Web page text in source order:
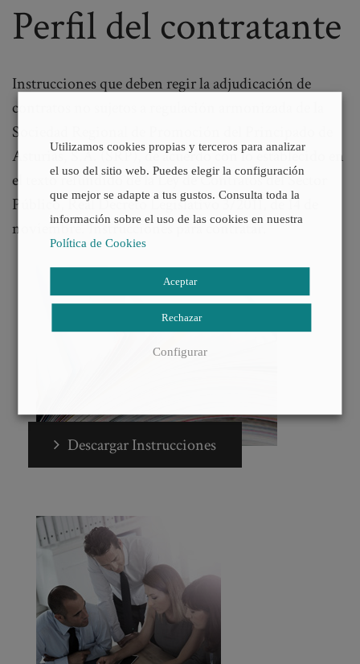
Perfil del contratante
Instrucciones que deben regir la adjudicación de
contratos no sujetos a regulación armonizada de la
Sociedad Regional de Promoción del Principado de
Asturias, S.A. (SRP), de acuerdo con lo establecido en
el texto refundido de la Ley de Contratos del Sector
Público, Real Decreto Legislativo 3/2011, de 14 de
noviembre. Instrucciones para contratar.
Descargar Instrucciones
Utilizamos cookies propias y terceros para analizar
el uso del sitio web. Puedes elegir la configuración
que mejor se adapte a tus gustos. Consulta toda la
información sobre el uso de las cookies en nuestra
Política de Cookies
Aceptar
Rechazar
Configurar